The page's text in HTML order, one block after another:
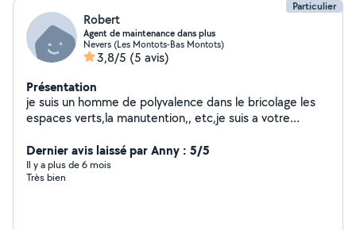
Particulier
Robert
Agent de maintenance dans plus
Nevers (Les Montots-Bas Montots)
3,8/5 (5 avis)
Présentation
je suis un homme de polyvalence dans le bricolage les
espaces verts,la manutention,, etc,je suis a votre
on peut s'arranger.
Dernier avis laissé par Anny : 5/5
Il y a plus de 6 mois
Très bien